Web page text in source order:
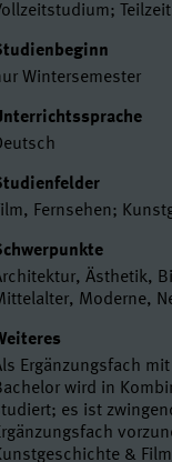
Wintersemester
Fernsehen;
Ästhetik,
Moderne,
Ergänzungsfach
wird in
es ist
&